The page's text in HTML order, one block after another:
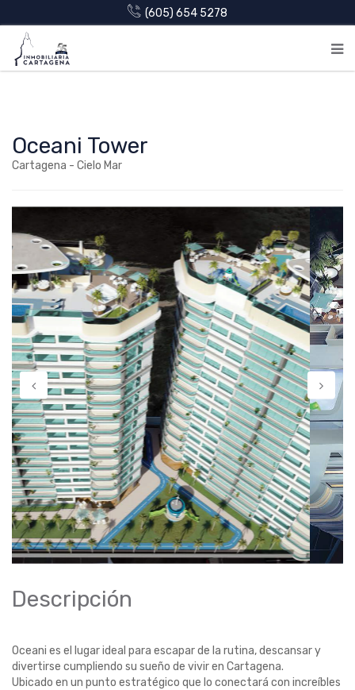
(605) 654 5278
Oceani Tower
Cartagena - Cielo Mar
Descripción
Oceani es el lugar ideal para escapar de la rutina, descansar y
divertirse cumpliendo su sueño de vivir en Cartagena.
Ubicado en un punto estratégico que lo conectará con increíbles